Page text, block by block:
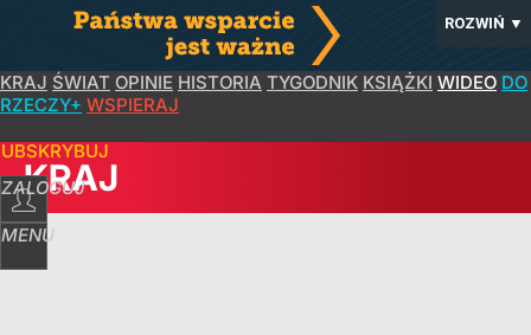
ROZWIŃ ▼
KRAJ ŚWIAT OPINIE HISTORIA TYGODNIK KSIĄŻKI WIDEO DO
RZECZY+ WSPIERAJ
ZALOGUJ
MENU
KRAJ